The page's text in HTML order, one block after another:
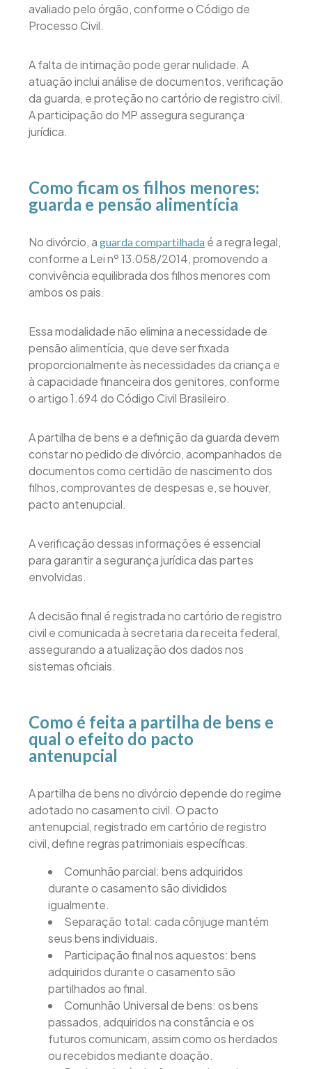
avaliado pelo órgão, conforme o Código de
Processo Civil.
A falta de intimação pode gerar nulidade. A
atuação inclui análise de documentos, verificação
da guarda, e proteção no cartório de registro civil.
A participação do MP assegura segurança
jurídica.
Como ficam os filhos menores:
guarda e pensão alimentícia
No divórcio, a guarda compartilhada é a regra legal,
conforme a Lei nº 13.058/2014, promovendo a
convivência equilibrada dos filhos menores com
ambos os pais.
Essa modalidade não elimina a necessidade de
pensão alimentícia, que deve ser fixada
proporcionalmente às necessidades da criança e
à capacidade financeira dos genitores, conforme
o artigo 1.694 do Código Civil Brasileiro.
A partilha de bens e a definição da guarda devem
constar no pedido de divórcio, acompanhados de
documentos como certidão de nascimento dos
filhos, comprovantes de despesas e, se houver,
pacto antenupcial.
A verificação dessas informações é essencial
para garantir a segurança jurídica das partes
envolvidas.
A decisão final é registrada no cartório de registro
civil e comunicada à secretaria da receita federal,
assegurando a atualização dos dados nos
sistemas oficiais.
Como é feita a partilha de bens e
qual o efeito do pacto
antenupcial
A partilha de bens no divórcio depende do regime
adotado no casamento civil. O pacto
antenupcial, registrado em cartório de registro
civil, define regras patrimoniais específicas.
Comunhão parcial: bens adquiridos
durante o casamento são divididos
igualmente.
Separação total: cada cônjuge mantém
seus bens individuais.
Participação final nos aquestos: bens
adquiridos durante o casamento são
partilhados ao final.
Comunhão Universal de bens: os bens
passados, adquiridos na constância e os
futuros comunicam, assim como os herdados
ou recebidos mediante doação.